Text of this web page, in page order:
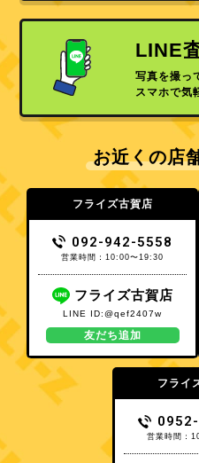
LINE
写真を撮っ
スマホで気
お近くの店
フライズ古賀店
092-942-5558
営業時間：10:00〜19:30
フライズ古賀店
LINE ID:@qef2407w
友だち追加
フライ
営業時間：